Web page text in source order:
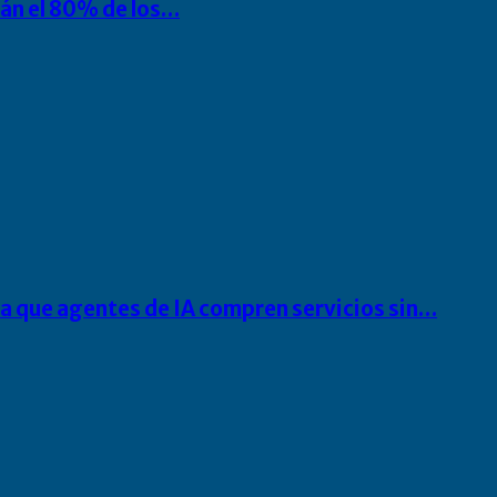
el 80% de los…
agentes de IA compren servicios sin…